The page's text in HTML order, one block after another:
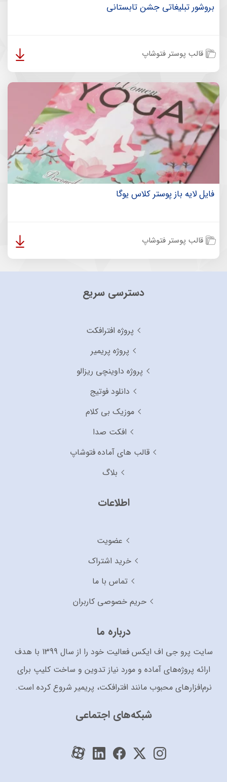
بروشور تبلیغاتی جشن تابستانی
قالب پوستر فتوشاپ
فایل لایه باز پوستر کلاس یوگا
قالب پوستر فتوشاپ
دسترسی سریع
پروژه افترافکت
پروژه پریمیر
پروژه داوینچی ریزالو
دانلود فوتیج
موزیک بی کلام
افکت صدا
قالب های آماده فتوشاپ
بلاگ
اطلاعات
عضویت
خرید اشتراک
تماس با ما
حریم خصوصی کاربران
درباره ما
سایت پرو جی اف ایکس فعالیت خود را از سال 1399 با هدف
ارائه پروژه‌های آماده و مورد نیاز تدوین و ساخت کلیپ برای
نرم‌افزارهای محبوب مانند افترافکت، پریمیر شروع کرده است.
شبکه‌های اجتماعی